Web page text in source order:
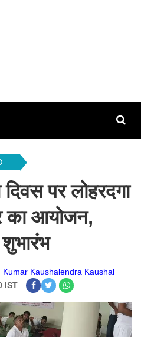
दिवस पर लोहरदगा
का आयोजन,
Kaushalendra Kaushal
IST